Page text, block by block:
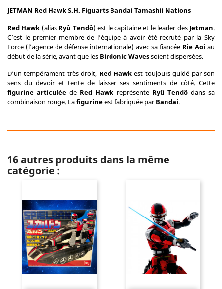
JETMAN Red Hawk S.H. Figuarts Bandai Tamashii Nations
Red Hawk (alias Ryû Tendô) est le capitaine et le leader des Jetman.
C’est le premier membre de l’équipe à avoir été recruté par la Sky
Force (l’agence de défense internationale) avec sa fiancée Rie Aoi au
début de la série, avant que les Birdonic Wavessoient dispersées.
D’un tempérament très droit, Red Hawk est toujours guidé par son
sens du devoir et tente de laisser ses sentiments de côté. Cette
figurine articulée de Red Hawk représente Ryû Tendôdans sa
combinaison rouge. Lafigurineest fabriquée parBandai.
16 autres produits dans la même
catégorie :